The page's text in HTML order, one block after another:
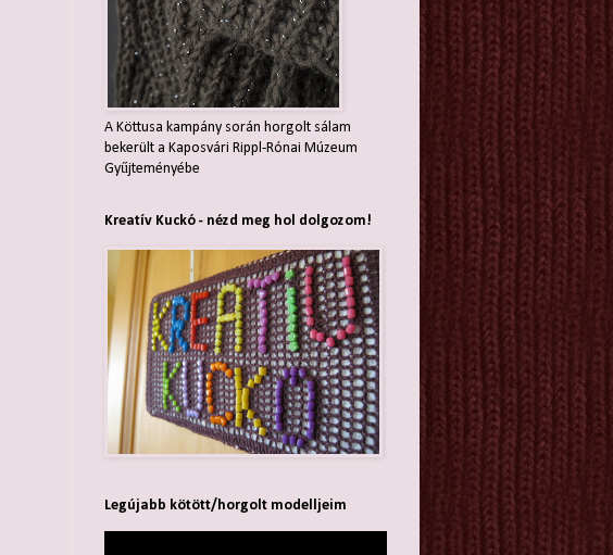
A Köttusa kampány során horgolt sálam
bekerült a Kaposvári Rippl-Rónai Múzeum
Gyűjteményébe
Kreatív Kuckó - nézd meg hol dolgozom!
Legújabb kötött/horgolt modelljeim